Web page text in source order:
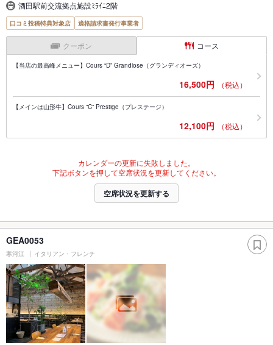
酒田駅前交流拠点施設ﾐﾗｲﾆ2階
口コミ投稿特典対象店 適格請求書発行事業者
クーポン コース
【当店の最高峰メニュー】Cours “D” Grandiose（グランディオーズ）
16,500円 （税込）
【メインは山形牛】Cours “C” Prestige（プレステージ）
12,100円 （税込）
カレンダーの更新に失敗しました。
下記ボタンを押して空席状況を更新してください。
空席状況を更新する
GEA0053
寒河江 イタリアン・フレンチ